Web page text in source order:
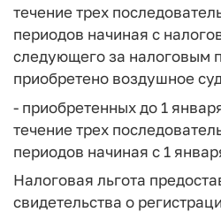
течение трех
периодов начиная с
следующего за налоговым
приобретено воздушное
- приобретенных до 1
течение трех
периодов начиная с 1
Налоговая льгота
свидетельства о